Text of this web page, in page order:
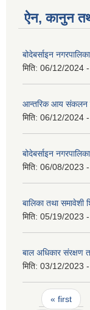
ऐन, कानुन
बोदेबर्साइन
मिति: 06/12/2024
आन्तरिक आय संकलन
मिति: 06/12/2024
बोदेबर्साइन
मिति: 06/08/2023
बालिका तथा समावेशी
मिति: 05/19/2023
बाल अधिकार संरक्षण
मिति: 03/12/2023
Pages
« first